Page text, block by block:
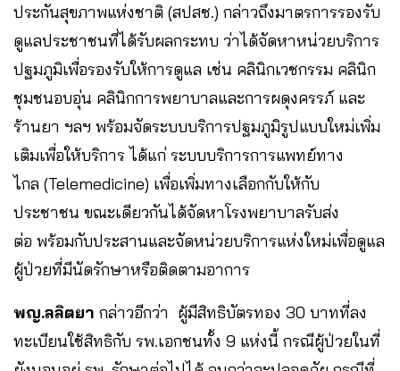
ประกันสุขภาพแห่งชาติ (สปสช.) กล่าวถึงมาตรการรองรับ
ดูแลประชาชนที่ได้รับผลกระทบ ว่าได้จัดหาหน่วยบริการ
ปฐมภูมิเพื่อรองรับให้การดูแล เช่น คลินิกเวชกรรม คลินิก
ชุมชนอบอุ่น คลินิกการพยาบาลและการผดุงครรภ์ และ
ร้านยา ฯลฯ พร้อมจัดระบบบริการปฐมภูมิรูปแบบใหม่เพิ่ม
เติมเพื่อให้บริการ ได้แก่ ระบบบริการการแพทย์ทาง
ไกล (Telemedicine) เพื่อเพิ่มทางเลือกกับให้กับ
ประชาชน ขณะเดียวกันได้จัดหาโรงพยาบาลรับส่ง
ต่อ พร้อมกับประสานและจัดหน่วยบริการแห่งใหม่เพื่อดูแล
ผู้ป่วยที่มีนัดรักษาหรือติดตามอาการ
พญ.ลลิตยา กล่าวอีกว่า ผู้มีสิทธิบัตรทอง 30 บาทที่ลง
ทะเบียนใช้สิทธิกับ รพ.เอกชนทั้ง 9 แห่งนี้ กรณีผู้ป่วยในที่